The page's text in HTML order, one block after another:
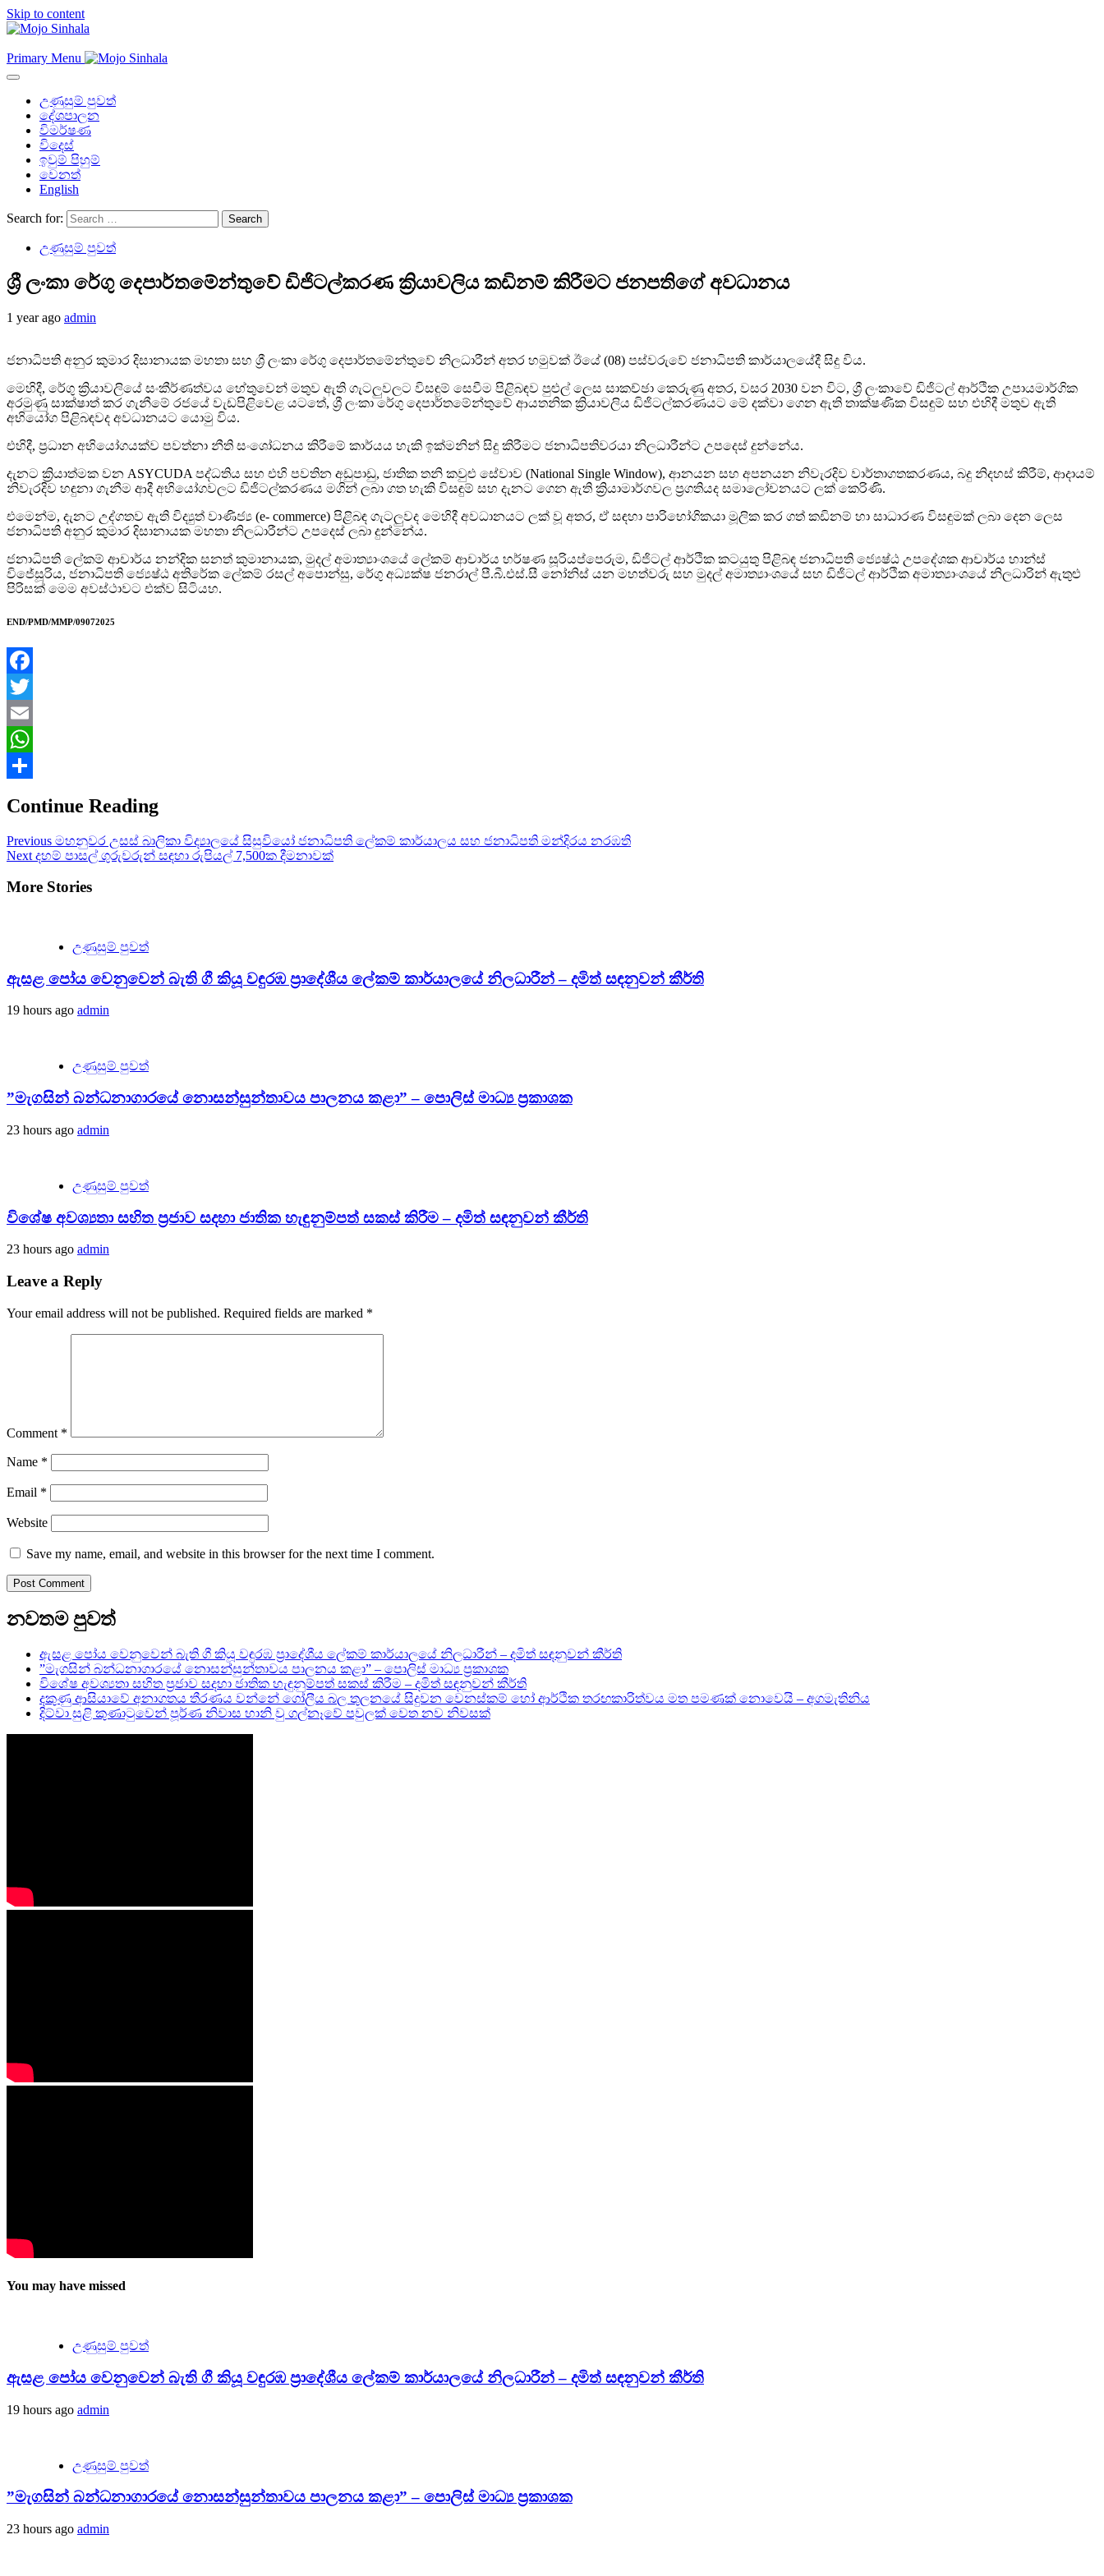
Skip to content
Primary Menu
උණුසුම් පුවත්
දේශපාලන
විමර්ෂණ
විදෙස්
ඉවුම් පිහුම්
වෙනත්
English
Search for:
උණුසුම් පුවත්
ශ්‍රී ලංකා රේගු දෙපාර්තමේන්තුවේ ඩිජිටල්කරණ ක්‍රියාවලිය කඩිනම් කිරීමට ජනපතිගේ අවධානය
1 year ago admin
ජනාධිපති අනුර කුමාර දිසානායක මහතා සහ ශ්‍රී ලංකා රේගු දෙපාර්තමේන්තුවේ නිලධාරීන් අතර හමුවක් ඊය‍ේ (08) පස්වරුවේ ජනාධිපති කාර්යාලයේදී සිදු විය.
මෙහිදී, රේගු ක්‍රියාවලියේ සංකීර්ණත්වය හේතුවෙන් මතුව ඇති ගැටලුවලට විසඳුම් සෙවීම පිළිබඳව පුළුල් ලෙස සාකච්ඡා කෙරුණු අතර, වසර 2030 වන විට, ශ්‍රී ලංකාවේ ඩිජිටල් ආර්ථික උපායමාර්ගික
අරමුණු සාක්ෂාත් කර ගැනීමේ රජයේ වැඩපිළිවෙළ යටතේ, ශ්‍රී ලංකා රේගු දෙපාර්තමේන්තුවේ ආයතනික ක්‍රියාවලිය ඩිජිටල්කරණයට මේ දක්වා ගෙන ඇති තාක්ෂණික විසඳුම් සහ එහිදී මතුව ඇති
අභියෝග පිළිබඳවද අවධානයට යොමු විය.
එහිදී, ප්‍රධාන අභියෝගයක්ව පවත්නා නීති සංශෝධනය කිරීමේ කාර්යය හැකි ඉක්මනින් සිදු කිරීමට ජනාධිපතිවරයා නිලධාරීන්ට උපදෙස් දුන්නේය.
දැනට ක්‍රියාත්මක වන ASYCUDA පද්ධතිය සහ එහි පවතින අඩුපාඩු, ජාතික තනි කවුළු සේවාව (National Single Window), ආනයන සහ අපනයන නිවැරදිව වාර්තාගතකරණය, බදු නිදහස් කිරීම්, ආදායම්
නිවැරදිව හඳුනා ගැනීම ආදී අභියෝගවලට ඩිජිටල්කරණය මගින් ලබා ගත හැකි විසඳුම් සහ දැනට ගෙන ඇති ක්‍රියාමාර්ගවල ප්‍රගතියද සමාලෝචනයට ලක් කෙරිණි.
එමෙන්ම, දැනට උද්ගතව ඇති විද්‍යුත් වාණිජ්‍ය (e- commerce) පිළිබඳ ගැටලුවද මෙහිදී අවධානයට ලක් වූ අතර, ඒ සඳහා පාරිභෝගිකයා මූලික කර ගත් කඩිනම් හා සාධාරණ විසඳුමක් ලබා දෙන ලෙස
ජනාධිපති අනුර කුමාර දිසානායක මහතා නිලධාරීන්ට උපදෙස් ලබා දුන්නේය.
ජනාධිපති ලේකම් ආචාර්ය නන්දික සනත් කුමානායක, මුදල් අමාත්‍යාංශයේ ලේකම් ආචාර්ය හර්ෂණ සූරියප්පෙරුම, ඩිජිටල් ආර්ථික කටයුතු පිළිබඳ ජනාධිපති ජ්‍යෙෂ්ඨ උපදේශක ආචාර්ය හාන්ස්
විජේසූරිය, ජනාධිපති ජ්‍යෙෂ්ඨ අතිරේක ලේකම් රසල් අපොන්සු, රේගු අධ්‍යක්ෂ ජනරාල් පී.බී.එස්.සී නෝනිස් යන මහත්වරු සහ මුදල් අමාත්‍යාංශයේ සහ ඩිජිටල් ආර්ථික අමාත්‍යාංශයේ නිලධාරින් ඇතුළු
පිරිසක් මෙම අවස්ථාවට එක්ව සිටියහ.
END/PMD/MMP/09072025
Facebook
Twitter
Email
WhatsApp
Continue Reading
Previous මහනුවර උසස් බාලිකා විද්‍යාලයේ සිසුවියෝ ජනාධිපති ලේකම් කාර්යාලය සහ ජනාධිපති මන්දිරය නරඹති
Next දහම් පාසල් ගුරුවරුන් සඳහා රුපියල් 7,500ක දීමනාවක්
More Stories
උණුසුම් පුවත්
ඇසළ පෝය වෙනුවෙන් බැති ගී කියූ වඳුරඹ ප්‍රාදේශීය ලේකම් කාර්යාලයේ නිලධාරීන් – දමිත් සඳනුවන් කීර්ති
19 hours ago admin
උණුසුම් පුවත්
”මැගසින් බන්ධනාගාරයේ නොසන්සුන්තාවය පාලනය කළා” – පොලිස් මාධ්‍ය ප්‍රකාශක
23 hours ago admin
උණුසුම් පුවත්
විශේෂ අවශ්‍යතා සහිත ප්‍රජාව සදහා ජාතික හැඳුනුම්පත් සකස් කිරීම – දමිත් සඳනුවන් කීර්ති
23 hours ago admin
Leave a Reply
Your email address will not be published. Required fields are marked *
Comment *
Name *
Email *
Website
Save my name, email, and website in this browser for the next time I comment.
නවතම පුවත්
ඇසළ පෝය වෙනුවෙන් බැති ගී කියූ වඳුරඹ ප්‍රාදේශීය ලේකම් කාර්යාලයේ නිලධාරීන් – දමිත් සඳනුවන් කීර්ති
”මැගසින් බන්ධනාගාරයේ නොසන්සුන්තාවය පාලනය කළා” – පොලිස් මාධ්‍ය ප්‍රකාශක
විශේෂ අවශ්‍යතා සහිත ප්‍රජාව සදහා ජාතික හැඳුනුම්පත් සකස් කිරීම – දමිත් සඳනුවන් කීර්ති
දකුණු ආසියාවේ අනාගතය තීරණය වන්නේ ගෝලීය බල තුලනයේ සිදුවන වෙනස්කම් හෝ ආර්ථික තරඟකාරිත්වය මත පමණක් නොවෙයි – අගමැතිනිය
දිට්වා සුළි කුණාටුවෙන් පූර්ණ නිවාස හානි වු ගල්නෑවේ පවුලක් වෙත නව නිවසක්
You may have missed
උණුසුම් පුවත්
ඇසළ පෝය වෙනුවෙන් බැති ගී කියූ වඳුරඹ ප්‍රාදේශීය ලේකම් කාර්යාලයේ නිලධාරීන් – දමිත් සඳනුවන් කීර්ති
19 hours ago admin
උණුසුම් පුවත්
”මැගසින් බන්ධනාගාරයේ නොසන්සුන්තාවය පාලනය කළා” – පොලිස් මාධ්‍ය ප්‍රකාශක
23 hours ago admin